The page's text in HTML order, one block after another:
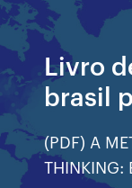
Livro
brasil
(PDF) A
THINKING: